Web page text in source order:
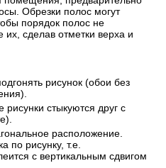
Обрезки полос могут
порядок полос не
их, сделав отметки верха и
рисунок (обои без
стыкуются друг с
расположение.
по рисунку, т.е.
с вертикальным сдвигом